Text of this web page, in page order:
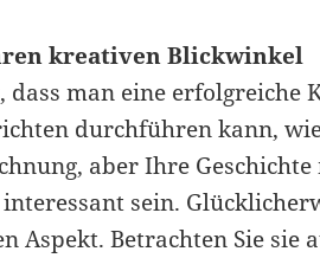
kreativen Blickwinkel
dass man eine erfolgreiche
durchführen kann,
aber Ihre
sein.
Aspekt. Betrachten Sie sie